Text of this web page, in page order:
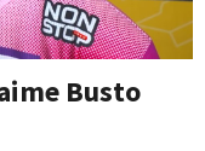
Busto